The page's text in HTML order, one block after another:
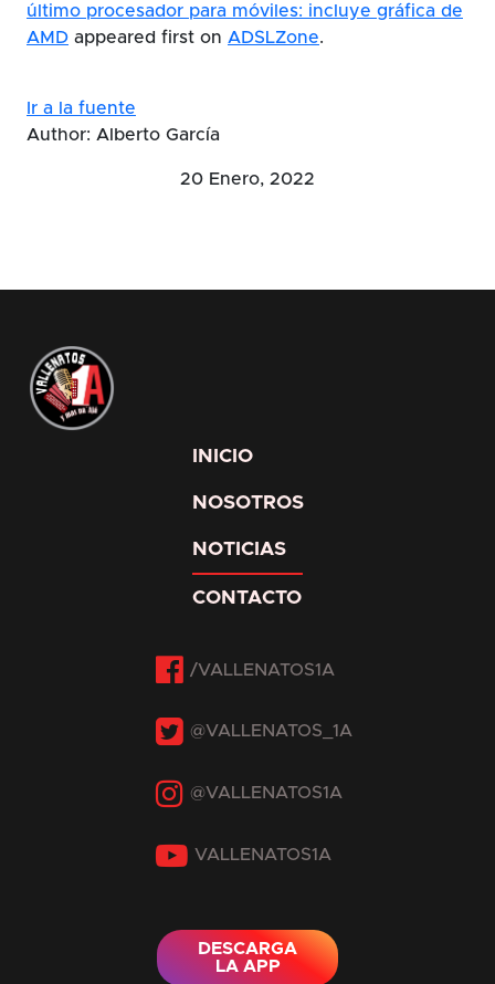
último procesador para móviles: incluye gráfica de
AMD appeared first on ADSLZone.
Ir a la fuente
Author: Alberto García
20 Enero, 2022
INICIO
NOSOTROS
NOTICIAS
CONTACTO
DESCARGA
LA APP